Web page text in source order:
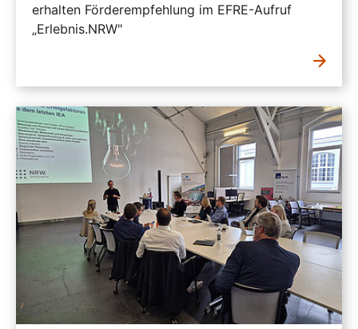
erhalten Förderempfehlung im EFRE-Aufruf
„Erlebnis.NRW"